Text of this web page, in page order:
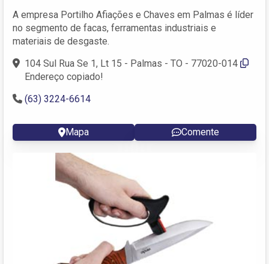
A empresa Portilho Afiações e Chaves em Palmas é líder
no segmento de facas, ferramentas industriais e
materiais de desgaste.
104 Sul Rua Se 1, Lt 15 - Palmas - TO - 77020-014
Endereço copiado!
(63) 3224-6614
Mapa Comente